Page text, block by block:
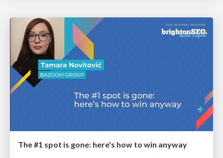
The #1 spot is gone: here's how to win anyway